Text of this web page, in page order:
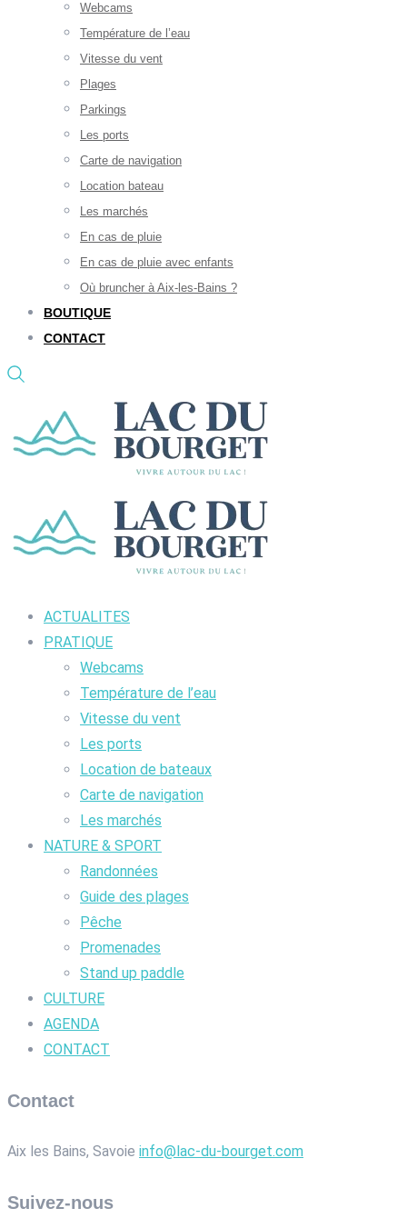
Webcams
Température de l’eau
Vitesse du vent
Plages
Parkings
Les ports
Carte de navigation
Location bateau
Les marchés
En cas de pluie
En cas de pluie avec enfants
Où bruncher à Aix-les-Bains ?
BOUTIQUE
CONTACT
ACTUALITES
PRATIQUE
Webcams
Température de l’eau
Vitesse du vent
Les ports
Location de bateaux
Carte de navigation
Les marchés
NATURE & SPORT
Randonnées
Guide des plages
Pêche
Promenades
Stand up paddle
CULTURE
AGENDA
CONTACT
Contact
Aix les Bains, Savoie info@lac-du-bourget.com
Suivez-nous